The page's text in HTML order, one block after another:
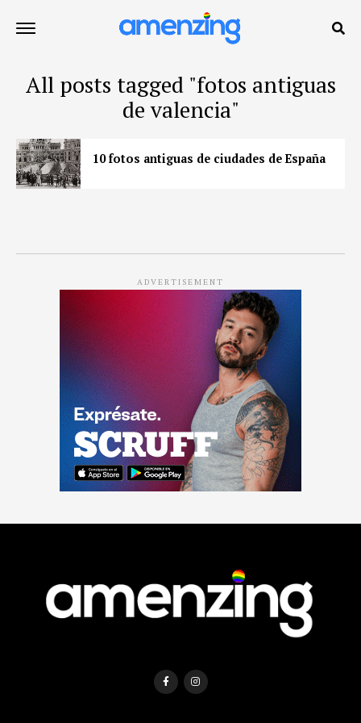
All posts tagged "fotos antiguas
de valencia"
10 fotos antiguas de ciudades de España
ADVERTISEMENT